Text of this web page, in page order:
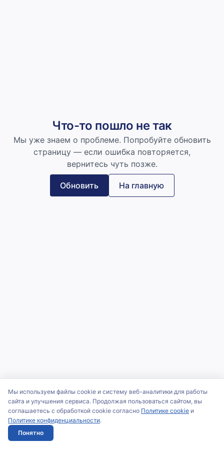
Что-то пошло не так
Мы уже знаем о проблеме. Попробуйте обновить
страницу — если ошибка повторяется,
вернитесь чуть позже.
Обновить На главную
Мы используем файлы cookie и систему веб-аналитики для работы
сайта и улучшения сервиса. Продолжая пользоваться сайтом, вы
соглашаетесь с обработкой cookie согласно Политике cookie и
Политике конфиденциальности.
Понятно